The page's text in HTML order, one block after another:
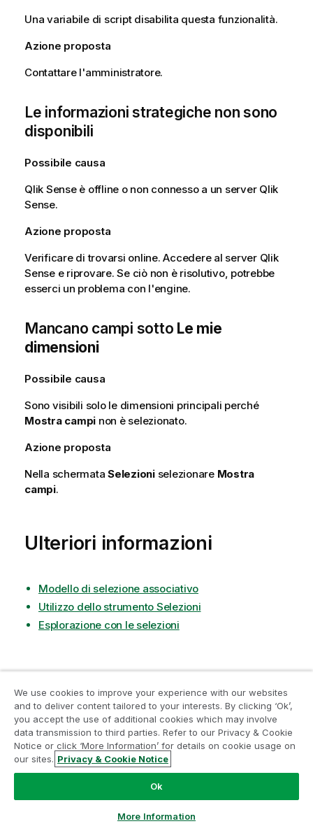
Una variabile di script disabilita questa funzionalità.
Azione proposta
Contattare l'amministratore.
Le informazioni strategiche non sono
disponibili
Possibile causa
Qlik Senseè offline o non connesso a un server Qlik
Sense.
Azione proposta
Verificare di trovarsi online. Accedere al server Qlik
Sensee riprovare. Se ciò non è risolutivo, potrebbe
esserci un problema con l'engine.
Mancano campi sotto Le mie
dimensioni
Possibile causa
Sono visibili solo le dimensioni principali perché
Mostra campi non è selezionato.
Azione proposta
Nella schermata Selezioniselezionare Mostra
campi.
Ulteriori informazioni
Modello di selezione associativo
Utilizzo dello strumento Selezioni
Esplorazione con le selezioni
Hai trovato utile questa pagina?
Se riscontri problemi con questa pagina o con il suo
contenuto – un errore di battitura, un passaggio
mancante o un errore tecnico – ti pregiamo di farcelo
sapere!
Lascia qui il tuo feedback
We use cookies to improve your experience with our websites
and to deliver content tailored to your interests. By clicking ‘Ok’,
you accept the use of additional cookies which may involve
data transmission to third parties. Refer to our Privacy & Cookie
Notice or click ‘More Information’ for details on cookie usage on
our sites. Privacy & Cookie Notice
Ok
More Information